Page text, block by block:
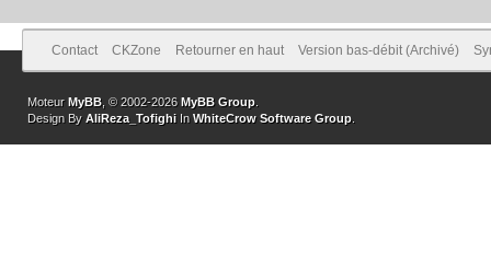
Contact CKZone Retourner en haut Version bas-débit (Archivé)
Moteur MyBB , © 2002-2026MyBB Group
Design By AliReza_Tofighi In WhiteCrow Software Group